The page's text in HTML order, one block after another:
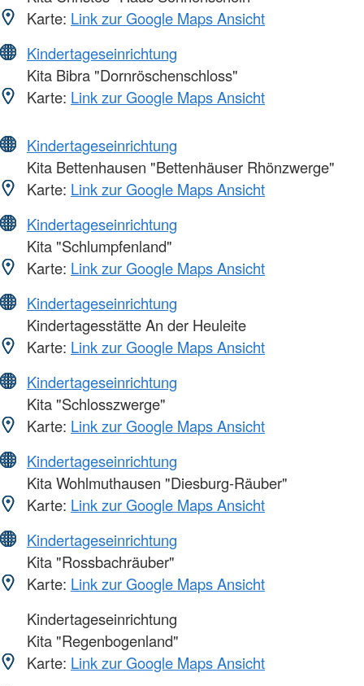
Karte: Link zur Google Maps Ansicht
Kindertageseinrichtung
Kita Bibra "Dornröschenschloss"
Karte: Link zur Google Maps Ansicht
Kindertageseinrichtung
Kita Bettenhausen "Bettenhäuser Rhönzwerge"
Karte: Link zur Google Maps Ansicht
Kindertageseinrichtung
Kita "Schlumpfenland"
Karte: Link zur Google Maps Ansicht
Kindertageseinrichtung
Kindertagesstätte An der Heuleite
Karte: Link zur Google Maps Ansicht
Kindertageseinrichtung
Kita "Schlosszwerge"
Karte: Link zur Google Maps Ansicht
Kindertageseinrichtung
Kita Wohlmuthausen "Diesburg-Räuber"
Karte: Link zur Google Maps Ansicht
Kindertageseinrichtung
Kita "Rossbachräuber"
Karte: Link zur Google Maps Ansicht
Kindertageseinrichtung
Kita "Regenbogenland"
Karte: Link zur Google Maps Ansicht